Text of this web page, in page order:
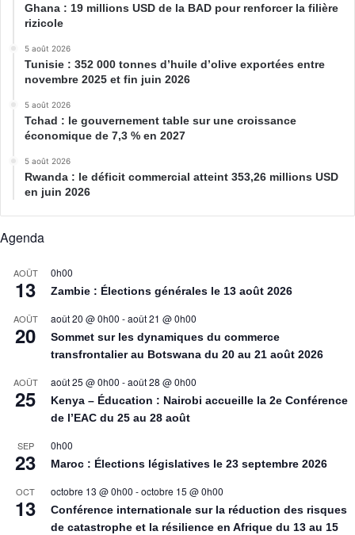
Ghana : 19 millions USD de la BAD pour renforcer la filière
rizicole
5 août 2026
Tunisie : 352 000 tonnes d’huile d’olive exportées entre
novembre 2025 et fin juin 2026
5 août 2026
Tchad : le gouvernement table sur une croissance
économique de 7,3 % en 2027
5 août 2026
Rwanda : le déficit commercial atteint 353,26 millions USD
en juin 2026
Agenda
AOÛT
13
0h00
Zambie : Élections générales le 13 août 2026
AOÛT
20
août 20 @ 0h00 -août 21 @ 0h00
Sommet sur les dynamiques du commerce
transfrontalier au Botswana du 20 au 21 août 2026
AOÛT
25
août 25 @ 0h00 -août 28 @ 0h00
Kenya – Éducation : Nairobi accueille la 2e Conférence
de l’EAC du 25 au 28 août
SEP
23
0h00
Maroc : Élections législatives le 23 septembre 2026
OCT
13
octobre 13 @ 0h00 -octobre 15 @ 0h00
Conférence internationale sur la réduction des risques
de catastrophe et la résilience en Afrique du 13 au 15